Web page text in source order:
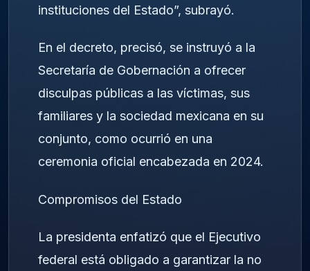
instituciones del Estado”, subrayó.
En el decreto, precisó, se instruyó a la
Secretaría de Gobernación a ofrecer
disculpas públicas a las víctimas, sus
familiares y la sociedad mexicana en su
conjunto, como ocurrió en una
ceremonia oficial encabezada en 2024.
Compromisos del Estado
La presidenta enfatizó que el Ejecutivo
federal está obligado a garantizar la no